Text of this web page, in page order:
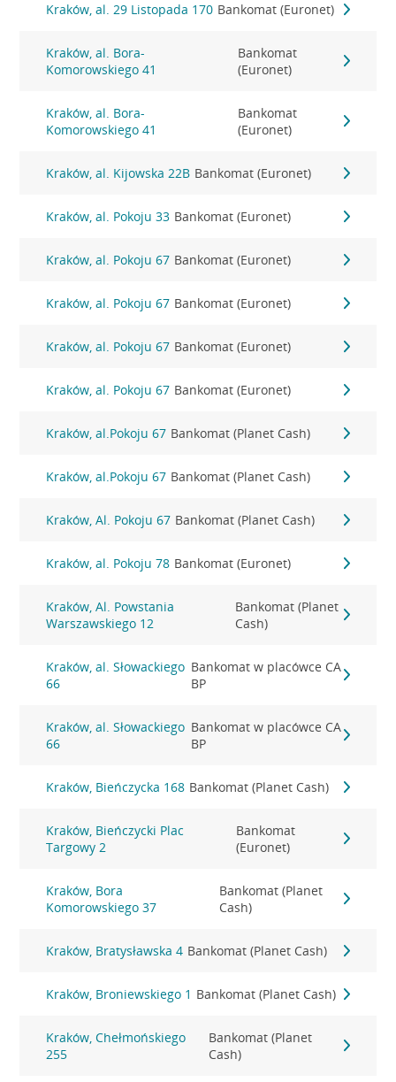
Kraków, al. 29 Listopada 170 Bankomat (Euronet)
Kraków, al. Bora-
Komorowskiego 41
Bankomat
(Euronet)
Kraków, al. Bora-
Komorowskiego 41
Bankomat
(Euronet)
Kraków, al. Kijowska 22B Bankomat (Euronet)
Kraków, al. Pokoju 33 Bankomat (Euronet)
Kraków, al. Pokoju 67 Bankomat (Euronet)
Kraków, al. Pokoju 67 Bankomat (Euronet)
Kraków, al. Pokoju 67 Bankomat (Euronet)
Kraków, al. Pokoju 67 Bankomat (Euronet)
Kraków, al.Pokoju 67 Bankomat (Planet Cash)
Kraków, al.Pokoju 67 Bankomat (Planet Cash)
Kraków, Al. Pokoju 67 Bankomat (Planet Cash)
Kraków, al. Pokoju 78 Bankomat (Euronet)
Kraków, Al. Powstania
Warszawskiego 12
Bankomat (Planet
Cash)
Kraków, al. Słowackiego
66
Bankomat w placówce CA
BP
Kraków, al. Słowackiego
66
Bankomat w placówce CA
BP
Kraków, Bieńczycka 168 Bankomat (Planet Cash)
Kraków, Bieńczycki Plac
Targowy 2
Bankomat
(Euronet)
Kraków, Bora
Komorowskiego 37
Bankomat (Planet
Cash)
Kraków, Bratysławska 4 Bankomat (Planet Cash)
Kraków, Broniewskiego 1 Bankomat (Planet Cash)
Kraków, Chełmońskiego
255
Bankomat (Planet
Cash)